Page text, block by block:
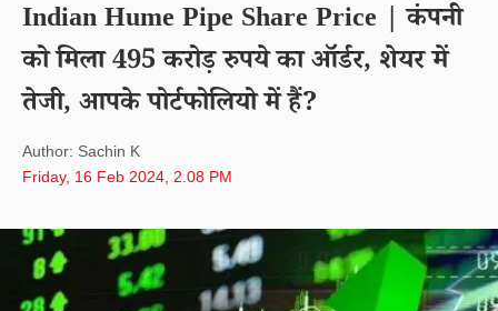
Indian Hume Pipe Share Price | कंपनी
को मिला 495 करोड़ रुपये का ऑर्डर, शेयर में
तेजी, आपके पोर्टफोलियो में हैं?
Author: Sachin K
Friday, 16 Feb 2024, 2.08 PM